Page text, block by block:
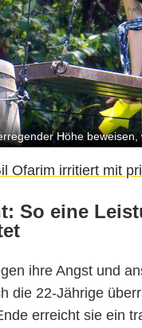
Höhe beweisen,
Ofarim irritiert mit
So eine
ihre Angst und
die 22-Jährige
erreicht sie ein
RTL